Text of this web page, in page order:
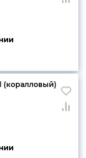
(коралловый)